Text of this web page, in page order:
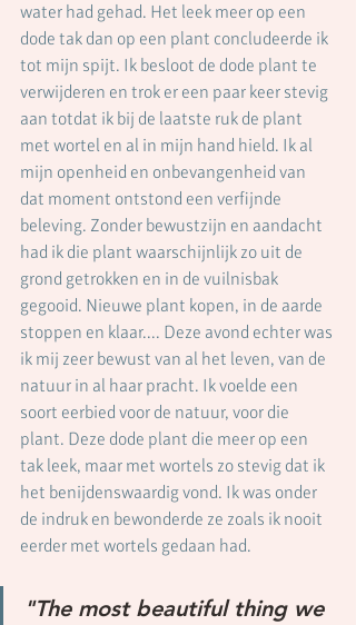
water had gehad. Het leek meer op een
dode tak dan op een plant concludeerde ik
tot mijn spijt. Ik besloot de dode plant te
verwijderen en trok er een paar keer stevig
aan totdat ik bij de laatste ruk de plant
met wortel en al in mijn hand hield. Ik al
mijn openheid en onbevangenheid van
dat moment ontstond een verfijnde
beleving. Zonder bewustzijn en aandacht
had ik die plant waarschijnlijk zo uit de
grond getrokken en in de vuilnisbak
gegooid. Nieuwe plant kopen, in de aarde
stoppen en klaar.... Deze avond echter was
ik mij zeer bewust van al het leven, van de
natuur in al haar pracht. Ik voelde een
soort eerbied voor de natuur, voor die
plant. Deze dode plant die meer op een
tak leek, maar met wortels zo stevig dat ik
het benijdenswaardig vond. Ik was onder
de indruk en bewonderde ze zoals ik nooit
eerder met wortels gedaan had.
"The most beautiful thing we